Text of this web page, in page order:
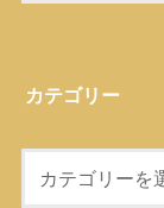
カテゴリー